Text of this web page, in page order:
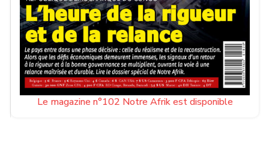
Le magazine n°102 Notre Afrik est disponible